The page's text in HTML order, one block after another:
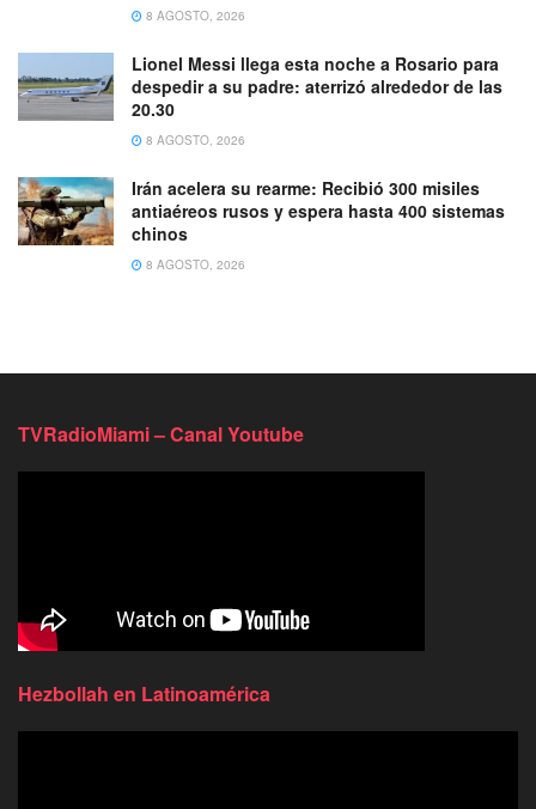
8 AGOSTO, 2026
Lionel Messi llega esta noche a Rosario para
despedir a su padre: aterrizó alrededor de las
20.30
8 AGOSTO, 2026
Irán acelera su rearme: Recibió 300 misiles
antiaéreos rusos y espera hasta 400 sistemas
chinos
8 AGOSTO, 2026
TVRadioMiami – Canal Youtube
Hezbollah en Latinoamérica